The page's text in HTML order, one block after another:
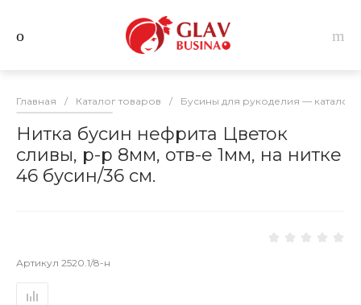
Главная / Каталог товаров / Бусины для рукоделия — каталог
Нитка бусин нефрита Цветок
сливы, р-р 8мм, отв-е 1мм, на нитке
46 бусин/36 см.
Артикул 2520.1/8-н